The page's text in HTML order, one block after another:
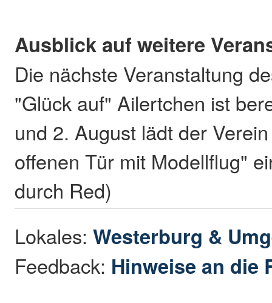
Ausblick auf weitere
Die nächste Veranstaltung
"Glück auf" Ailertchen ist
und 2. August lädt der
offenen Tür mit Modellflug"
durch Red)
Lokales:Westerburg &
Feedback: Hinweise an die